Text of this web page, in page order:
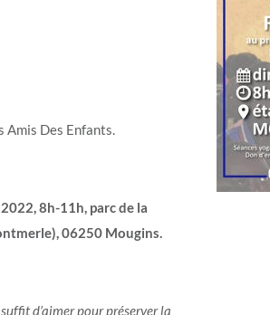
Amis Des Enfants.
8h-11h, parc de la
06250 Mougins.
d’aimer pour préserver la